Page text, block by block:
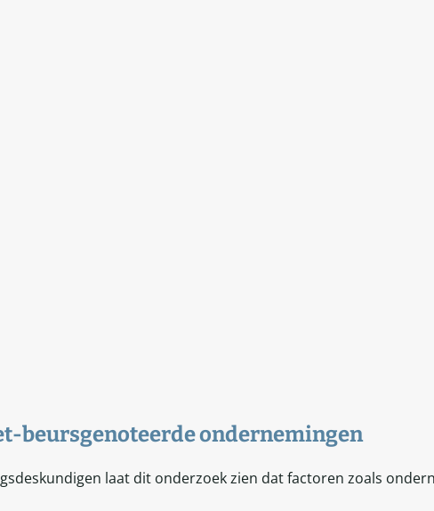
beursgenoteerde ondernemingen
laat dit onderzoek zien dat factoren zoals